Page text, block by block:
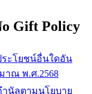
Gift Policy
ะโยชน์อื่นใดอัน
าณ พ.ศ.2568
นัลตามนโยบาย